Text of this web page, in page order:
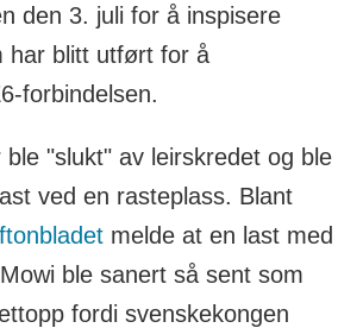
den 3. juli for å inspisere
har blitt utført for å
forbindelsen.
ble "slukt" av leirskredet og ble
ved en rasteplass. Blant
melde at en last med
ble sanert så sent som
fordi svenskekongen